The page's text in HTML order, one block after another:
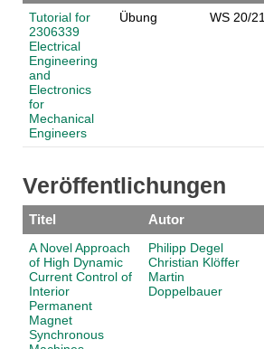
Tutorial for
2306339
Electrical
Engineering
and
Electronics
for
Mechanical
Engineers
Übung WS 20/21
Veröffentlichungen
Titel Autor
A Novel Approach
of High Dynamic
Current Control of
Interior
Permanent
Magnet
Synchronous
Philipp Degel
Christian Klöffer
Martin
Doppelbauer